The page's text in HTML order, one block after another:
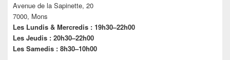
n
o
u
v
e
l
e
o
u
e
l
l
e
f
r
a
n
s
u
n
e
)
Avenue de la Sapinette, 20
7000, Mons
Les Lundis & Mercredis : 19h30–22h00
Les Jeudis : 20h30–22h00
Les Samedis : 8h30–10h00